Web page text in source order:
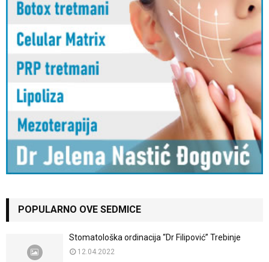
POPULARNO OVE SEDMICE
Stomatološka ordinacija “Dr Filipović” Trebinje
12.04.2022